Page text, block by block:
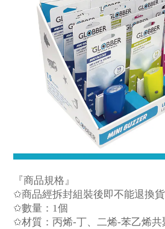
『商品規格』
✩商品經拆封組裝後即不能退換貨
✩數量： 1個
✩材質：丙烯-丁、二烯-苯乙烯共